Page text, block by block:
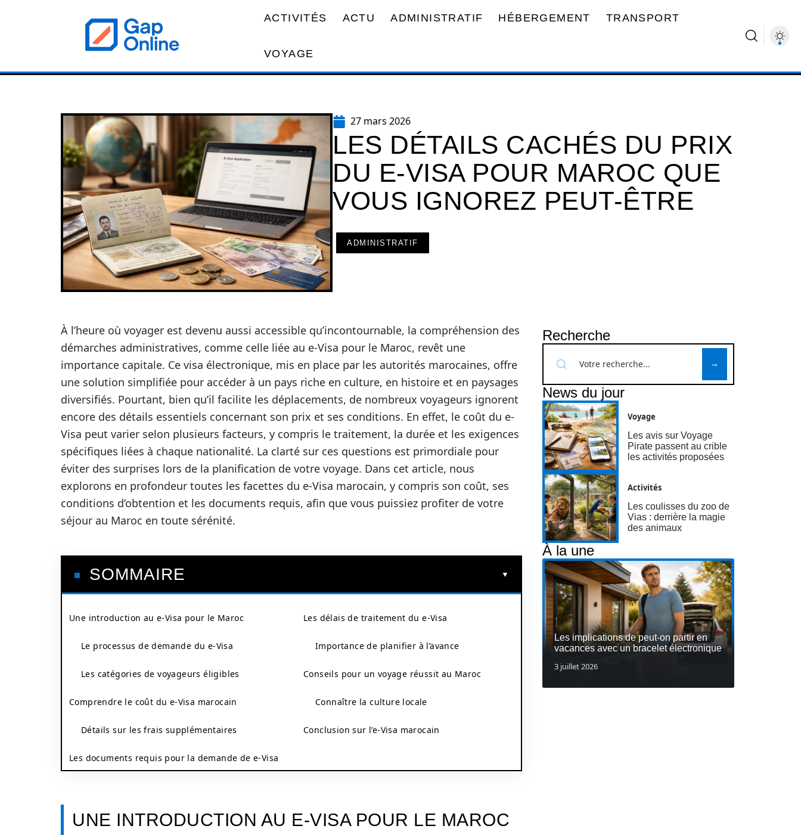
ACTIVITÉS ACTU ADMINISTRATIF HÉBERGEMENT TRANSPORT
VOYAGE
27 mars 2026
LES DÉTAILS CACHÉS DU PRIX
DU E-VISA POUR MAROC QUE
VOUS IGNOREZ PEUT-ÊTRE
ADMINISTRATIF
À l’heure où voyager est devenu aussi accessible qu’incontournable, la compréhension des
démarches administratives, comme celle liée au e-Visa pour le Maroc, revêt une
importance capitale. Ce visa électronique, mis en place par les autorités marocaines, offre
une solution simplifiée pour accéder à un pays riche en culture, en histoire et en paysages
diversifiés. Pourtant, bien qu’il facilite les déplacements, de nombreux voyageurs ignorent
encore des détails essentiels concernant son prix et ses conditions. En effet, le coût du e-
Visa peut varier selon plusieurs facteurs, y compris le traitement, la durée et les exigences
spécifiques liées à chaque nationalité. La clarté sur ces questions est primordiale pour
éviter des surprises lors de la planification de votre voyage. Dans cet article, nous
explorons en profondeur toutes les facettes du e-Visa marocain, y compris son coût, ses
conditions d’obtention et les documents requis, afin que vous puissiez profiter de votre
séjour au Maroc en toute sérénité.
SOMMAIRE
Une introduction au e-Visa pour le Maroc
Le processus de demande du e-Visa
Les catégories de voyageurs éligibles
Comprendre le coût du e-Visa marocain
Détails sur les frais supplémentaires
Les documents requis pour la demande de e-Visa
Les délais de traitement du e-Visa
Importance de planifier à l’avance
Conseils pour un voyage réussit au Maroc
Connaître la culture locale
Conclusion sur l’e-Visa marocain
UNE INTRODUCTION AU E-VISA POUR LE MAROC
Recherche
News du jour
Voyage
Les avis sur Voyage
Pirate passent au crible
les activités proposées
Activités
Les coulisses du zoo de
Vias : derrière la magie
des animaux
À la une
Les implications de peut-on partir en
vacances avec un bracelet électronique
3 juillet 2026